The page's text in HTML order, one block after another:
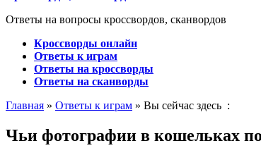
Ответы на вопросы кроссвордов, сканвордов
Кроссворды онлайн
Ответы к играм
Ответы на кроссворды
Ответы на сканворды
Главная » Ответы к играм » Вы сейчас здесь :
Чьи фотографии в кошельках